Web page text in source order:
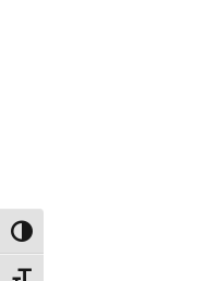
Attiva/disattiva alto contrasto